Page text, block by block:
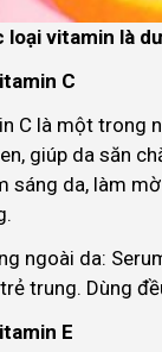
loại vitamin là
C
C là một trong
giúp da săn
sáng da, làm
ngoài da:
trung. Dùng
E